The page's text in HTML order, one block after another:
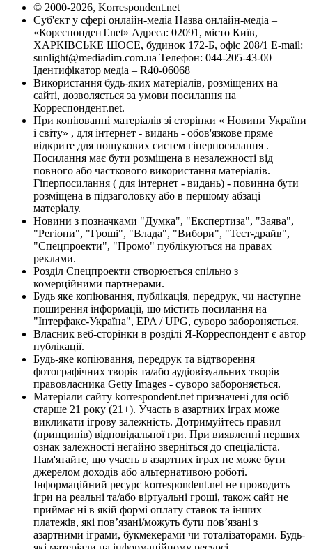
© 2000-2026, Korrespondent.net
Суб'єкт у сфері онлайн-медіа Назва онлайн-медіа –
«КореспонденТ.net» Адреса: 02091, місто Київ,
ХАРКІВСЬКЕ ШОСЕ, будинок 172-Б, офіс 208/1 E-mail:
sunlight@mediadim.com.ua Телефон: 044-205-43-00
Ідентифікатор медіа – R40-06068
Використання будь-яких матеріалів, розміщених на
сайті, дозволяється за умови посилання на
Корреспондент.net.
При копіюванні матеріалів зі сторінки « Новини України
і світу» , для інтернет - видань - обов'язкове пряме
відкрите для пошукових систем гіперпосилання .
Посилання має бути розміщена в незалежності від
повного або часткового використання матеріалів.
Гіперпосилання ( для інтернет - видань) - повинна бути
розміщена в підзаголовку або в першому абзаці
матеріалу.
Новини з позначками "Думка", "Експертиза", "Заява",
"Регіони", "Гроші", "Влада", "Вибори", "Тест-драйв",
"Спецпроекти", "Промо" публікуються на правах
реклами.
Розділ Спецпроекти створюється спільно з
комерційними партнерами.
Будь яке копіювання, публікація, передрук, чи наступне
поширення інформації, що містить посилання на
"Інтерфакс-Україна", EPA / UPG, суворо забороняється.
Власник веб-сторінки в розділі Я-Корреспондент є автор
публікації.
Будь-яке копіювання, передрук та відтворення
фотографічних творів та/або аудіовізуальних творів
правовласника Getty Images - суворо забороняється.
Матеріали сайту korrespondent.net призначені для осіб
старше 21 року (21+). Участь в азартних іграх може
викликати ігрову залежність. Дотримуйтесь правил
(принципів) відповідальної гри. При виявленні перших
ознак залежності негайно зверніться до спеціаліста.
Пам'ятайте, що участь в азартних іграх не може бути
джерелом доходів або альтернативою роботі.
Інформаційний ресурс korrespondent.net не проводить
ігри на реальні та/або віртуальні гроші, також сайт не
приймає ні в якій формі оплату ставок та інших
платежів, які пов’язані/можуть бути пов’язані з
азартними іграми, букмекерами чи тоталізаторами. Будь-